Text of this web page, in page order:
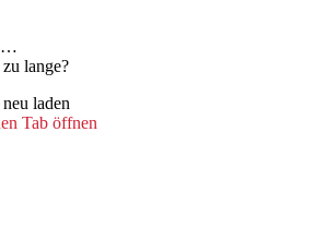
…
lange?
laden
Tab öffnen